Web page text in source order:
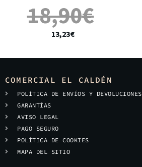
18,90€
13,23€
COMERCIAL EL CALDÉN
POLÍTICA DE ENVÍOS Y DEVOLUCIONES
GARANTÍAS
AVISO LEGAL
PAGO SEGURO
POLÍTICA DE COOKIES
MAPA DEL SITIO